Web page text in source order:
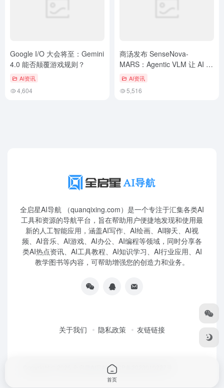
Google I/O 大会将至：Gemini
4.0 能否颠覆游戏规则？
AI资讯
4,604
商汤发布 SenseNova-
MARS：Agentic VLM 让 AI 具
备自主思考与行动能力
AI资讯
5,516
全启星AI导航 （quanqixing.com）是一个专注于汇集各类AI
工具和资源的导航平台，旨在帮助用户便捷地发现和使用最
新的人工智能应用，涵盖AI写作、AI绘画、AI聊天、AI视
频、AI音乐、AI游戏、AI办公、AI编程等领域，同时分享各
类AI热点资讯、AI工具教程、AI知识学习、AI行业应用、AI
教学图书等内容，可帮助增强您的创造力和业务。
关于我们 隐私政策 友链链接
全启星AI导航鲁ICP备2023010227号
首页